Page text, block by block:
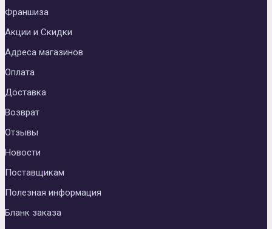
Франшиза
Акции и Скидки
Адреса магазинов
Оплата
Доставка
Возврат
Отзывы
Новости
Поставщикам
Полезная информация
Бланк заказа